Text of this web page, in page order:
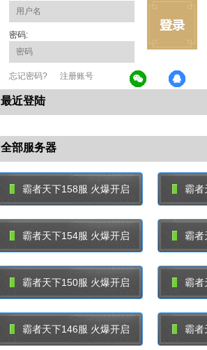
密码:
忘记密码? 注册账号
最近登陆
全部服务器
霸者天下158服 火爆开启 霸者
霸者天下154服 火爆开启 霸者
霸者天下150服 火爆开启 霸者
霸者天下146服 火爆开启 霸者